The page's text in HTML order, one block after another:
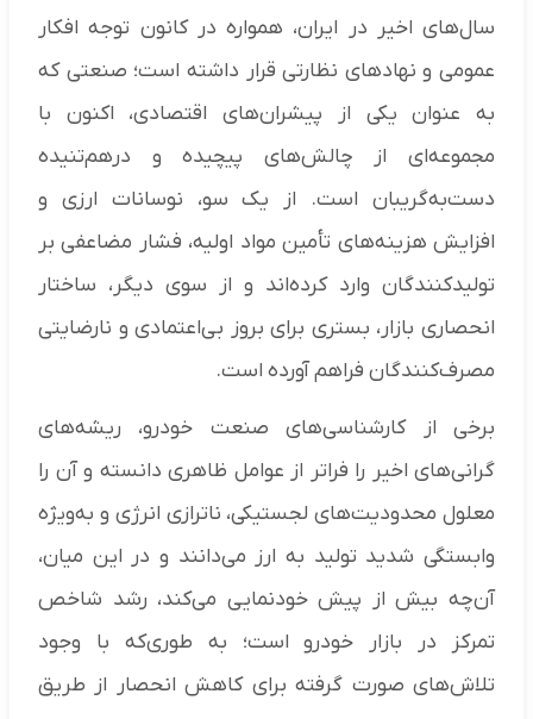
سال‌های اخیر در ایران، همواره در کانون توجه افکار
عمومی و نهادهای نظارتی قرار داشته است؛ صنعتی که
به عنوان یکی از پیشران‌های اقتصادی، اکنون با
مجموعه‌ای از چالش‌های پیچیده و درهم‌تنیده
دست‌به‌گریبان است. از یک سو، نوسانات ارزی و
افزایش هزینه‌های تأمین مواد اولیه، فشار مضاعفی بر
تولیدکنندگان وارد کرده‌اند و از سوی دیگر، ساختار
انحصاری بازار، بستری برای بروز بی‌اعتمادی و نارضایتی
مصرف‌کنندگان فراهم آورده است.
برخی از کارشناسی‌های صنعت خودرو، ریشه‌های
گرانی‌های اخیر را فراتر از عوامل ظاهری دانسته و آن را
معلول محدودیت‌های لجستیکی، ناترازی انرژی و به‌ویژه
وابستگی شدید تولید به ارز می‌دانند و در این میان،
آن‌چه بیش از پیش خودنمایی می‌کند، رشد شاخص
تمرکز در بازار خودرو است؛ به طوری‌که با وجود
تلاش‌های صورت گرفته برای کاهش انحصار از طریق